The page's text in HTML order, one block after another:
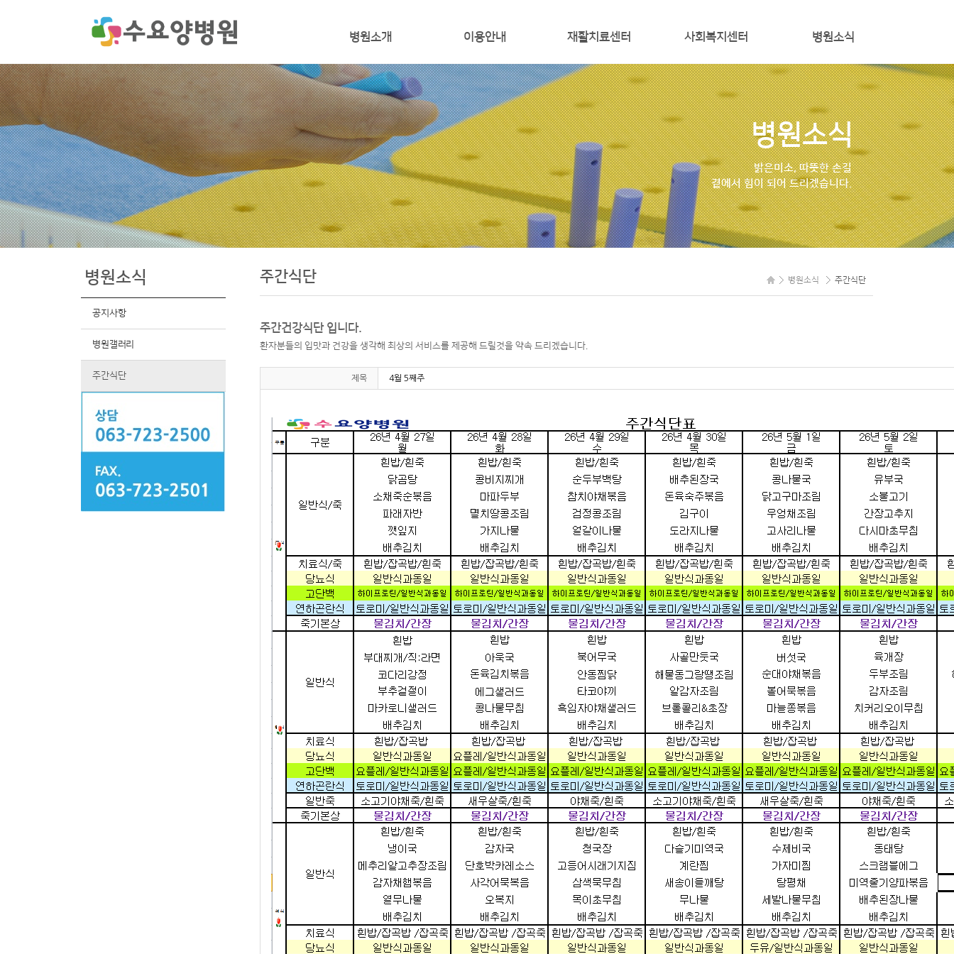
병원소개
인사말
미리보는병원
환자의 권리와의무
오시는길
미션비전
이용안내
입퇴원 안내
비급여 안내
증명서 발급
외래진료시간표
재활치료센터
재활치료
작업치료
통증치료
로봇치료
사회복지센터
프로그램일정
프로그램갤러리
자원봉사신청
병원소식
공지사항
주간식단
병원소식
밝은미소, 따뜻한 손길
곁에서 힘이 되어 드리겠습니다.
병원소식
공지사항
병원갤러리
주간식단
병원소식 주간식단
주간식단
주간건강식단 입니다.
환자분들의 입맛과 건강을 생각해 최상의 서비스를 제공해 드릴것을 약속 드리겠습니다.
제목 4월 5째주